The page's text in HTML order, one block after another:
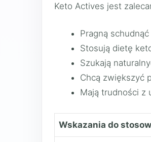
Keto Actives jest
Pragną
Stosują dietę
Szukają
Chcą zwiększyć
Mają trudności z
Wskazania do